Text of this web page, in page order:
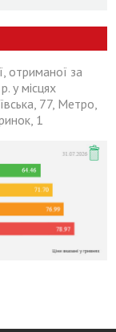
отриманої за
у місцях
77, Метро,
1